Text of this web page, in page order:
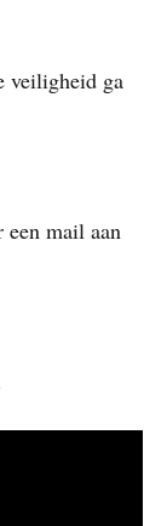
veiligheid ga
een mail aan